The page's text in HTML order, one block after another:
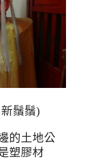
鬚鬚)
的土地公
塑膠材